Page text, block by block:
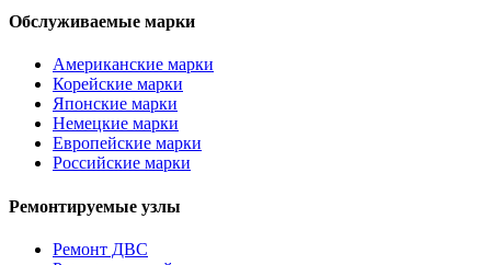
Обслуживаемые марки
Американские марки
Корейские марки
Японские марки
Немецкие марки
Европейские марки
Российские марки
Ремонтируемые узлы
Ремонт ДВС